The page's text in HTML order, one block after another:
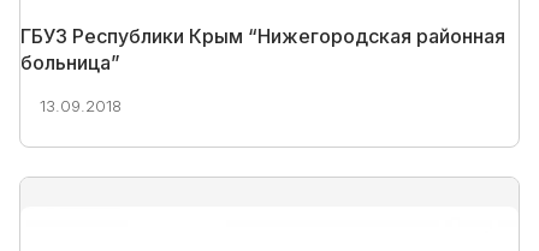
ГБУЗ Республики Крым “Нижегородская районная
больница”
13.09.2018